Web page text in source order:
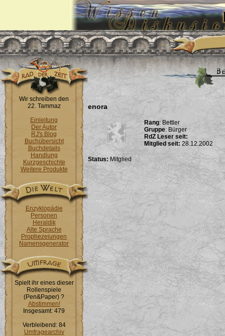
Wir schreiben den
22. Tammaz
Einleitung
Der Autor
RJ's Blog
Buchübersicht
Buchdetails
Handlung
Kurzgeschichte
Weitere Produkte
Enzyklopädie
Personen
Heraldik
Alte Sprache
Prophezeiungen
Namensgenerator
Spielt ihr eines dieser
Rollenspiele
(Pen&Paper) ?
Abstimmen!
Insgesamt: 479
Verbleibend: 84
Umfragearchiv
enora
Rang: Bettler
Gruppe: Bürger
RdZ Leser seit:
Mitglied seit: 28.12.2002
Status:Mitglied